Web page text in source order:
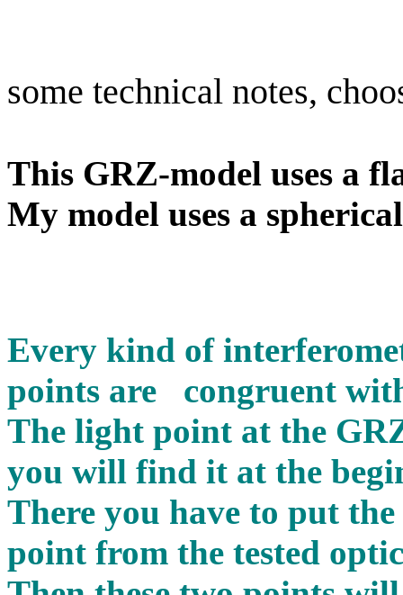
some technical notes,
This GRZ-model uses a
My model uses a
Every kind of
points are congruent
The light point at the
you will find it at the
There you have to put
point from the tested